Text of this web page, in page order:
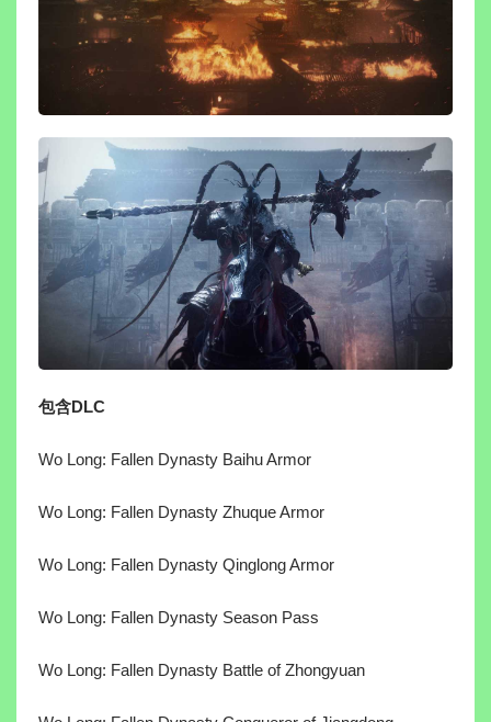
包含DLC
Wo Long: Fallen Dynasty Baihu Armor
Wo Long: Fallen Dynasty Zhuque Armor
Wo Long: Fallen Dynasty Qinglong Armor
Wo Long: Fallen Dynasty Season Pass
Wo Long: Fallen Dynasty Battle of Zhongyuan